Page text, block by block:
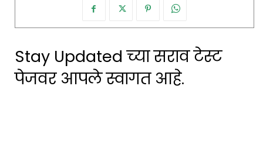
Stay Updated च्या सराव टेस्ट
पेजवर आपले स्वागत आहे.